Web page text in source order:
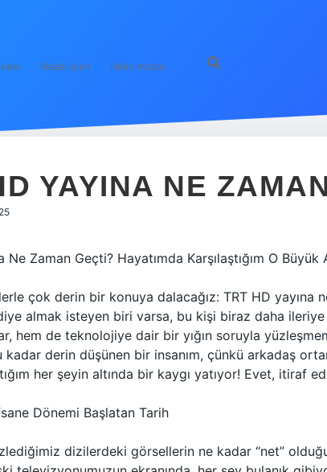
Yasal Uyarı Hakkımızda
YAYINA NE
Ne Zaman Geçti? Hayatımda Karşılaştığım O Büyük
çok derin bir konuya dalacağız: TRT HD yayına
almak isteyen biri varsa, bu kişi biraz daha
hem de teknolojiye dair bir yığın soruyla
kadar derin düşünen bir insanım, çünkü arkadaş
her şeyin altında bir kaygı yatıyor! Evet, itiraf
Dönemi Başlatan Tarih
dizilerdeki görsellerin ne kadar “net”